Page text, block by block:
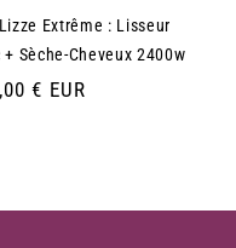
Extrême : Lisseur
+ Sèche-Cheveux 2400w
€ EUR